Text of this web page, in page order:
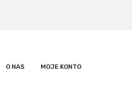
O NAS MOJE KONTO